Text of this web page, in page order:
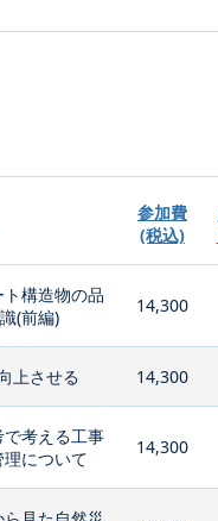
参加費
(税込)
ト構造物の品
(前編)
14,300
上させる 14,300
で考える工事
について
14,300